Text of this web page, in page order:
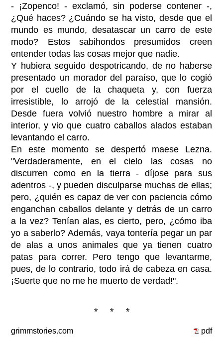
- ¡Zopenco! - exclamó, sin poderse contener -,
¿Qué haces? ¿Cuándo se ha visto, desde que el
mundo es mundo, desatascar un carro de este
modo? Estos sabihondos presumidos creen
entender todas las cosas mejor que nadie.
Y hubiera seguido despotricando, de no haberse
presentado un morador del paraíso, que lo cogió
por el cuello de la chaqueta y, con fuerza
irresistible, lo arrojó de la celestial mansión.
Desde fuera volvió nuestro hombre a mirar al
interior, y vio que cuatro caballos alados estaban
levantando el carro.
En este momento se despertó maese Lezna.
"Verdaderamente, en el cielo las cosas no
discurren como en la tierra - díjose para sus
adentros -, y pueden disculparse muchas de ellas;
pero, ¿quién es capaz de ver con paciencia cómo
enganchan caballos delante y detrás de un carro
a la vez? Tenían alas, es cierto, pero, ¿cómo iba
yo a saberlo? Además, vaya tontería pegar un par
de alas a unos animales que ya tienen cuatro
patas para correr. Pero tengo que levantarme,
pues, de lo contrario, todo irá de cabeza en casa.
¡Suerte que no me he muerto de verdad!".
* * *
grimmstories.com pdf